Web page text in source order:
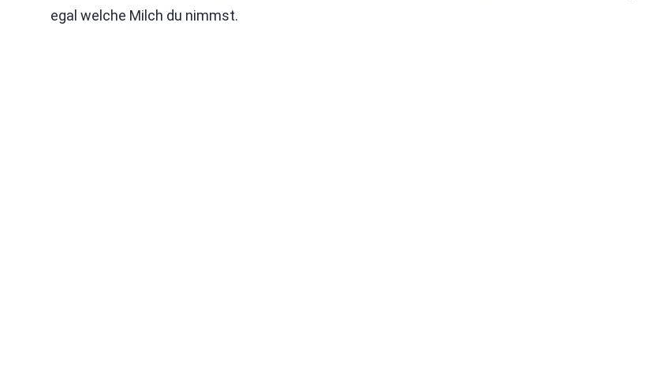
egal welche Milch du nimmst.